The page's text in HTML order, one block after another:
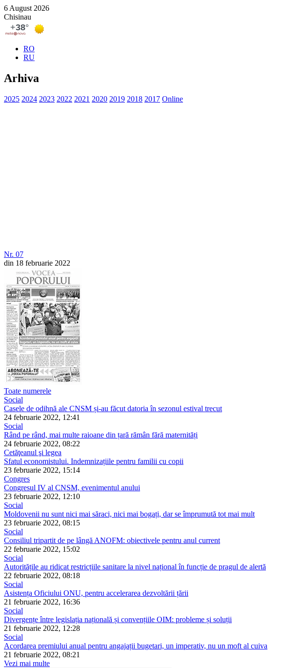
6 August 2026
Chisinau
RO
RU
Arhiva
2025 2024 2023 2022 2021 2020 2019 2018 2017 Online
Nr. 07
din 18 februarie 2022
Toate numerele
Social
Casele de odihnă ale CNSM și-au făcut datoria în sezonul estival trecut
24 februarie 2022, 12:41
Social
Rând pe rând, mai multe raioane din țară rămân fără maternități
24 februarie 2022, 08:22
Cetăţeanul şi legea
Sfatul economistului. Indemnizațiile pentru familii cu copii
23 februarie 2022, 15:14
Congres
Congresul IV al CNSM, evenimentul anului
23 februarie 2022, 12:10
Social
Moldovenii nu sunt nici mai săraci, nici mai bogați, dar se împrumută tot mai mult
23 februarie 2022, 08:15
Social
Consiliul tripartit de pe lângă ANOFM: obiectivele pentru anul current
22 februarie 2022, 15:02
Social
Autoritățile au ridicat restricțiile sanitare la nivel național în funcție de pragul de alertă
22 februarie 2022, 08:18
Social
Asistența Oficiului ONU, pentru accelerarea dezvoltării țării
21 februarie 2022, 16:36
Social
Divergențe între legislația națională și convențiile OIM: probleme și soluții
21 februarie 2022, 12:28
Social
Acordarea premiului anual pentru angajații bugetari, un imperativ, nu un moft al cuiva
21 februarie 2022, 08:21
Vezi mai multe